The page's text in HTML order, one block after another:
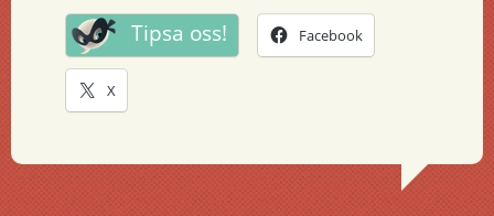
Tipsa oss! Facebook
X